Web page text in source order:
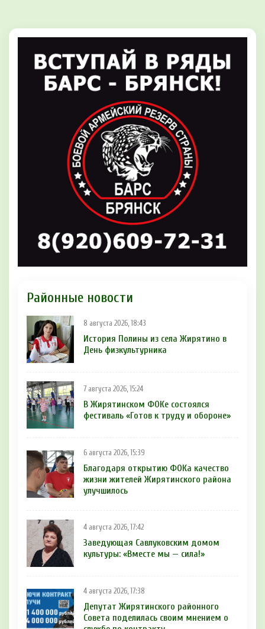
Районные новости
8 августа 2026, 18:43
История Полины из села Жирятино в
День физкультурника
7 августа 2026, 15:24
В Жирятинском ФОКе состоялся
фестиваль «Готов к труду и обороне»
6 августа 2026, 15:39
Благодаря открытию ФОКа качество
жизни жителей Жирятинского района
улучшилось
4 августа 2026, 17:42
Заведующая Савлуковским домом
культуры: «Вместе мы — сила!»
4 августа 2026, 17:38
Депутат Жирятинского районного
Совета поделилась своим мнением о